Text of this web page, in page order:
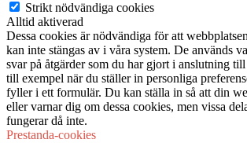
Strikt nödvändiga cookies
Alltid aktiverad
Dessa cookies är nödvändiga för att
kan inte stängas av i våra system. De används
svar på åtgärder som du har gjort i anslutning till
till exempel när du ställer in personliga
fyller i ett formulär. Du kan ställa in så att din
eller varnar dig om dessa cookies, men vissa
fungerar då inte.
Prestanda-cookies